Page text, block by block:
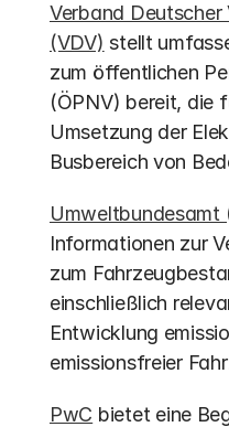
Verband Deutscher
(VDV) stellt
zum öffentlichen
(ÖPNV) bereit, die
Umsetzung der
Busbereich von
Umweltbundesamt
Informationen zur
zum
einschließlich
Entwicklung
emissionsfreier
PwC bietet eine